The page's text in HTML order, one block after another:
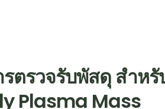
ตรวจรับพัสดุ สำหรั
Plasma Mass